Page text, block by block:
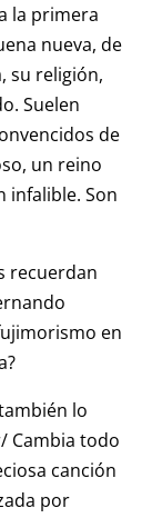
la primera
nueva, de
su religión,
Suelen
de
un reino
infalible. Son
en
lo
Cambia todo
canción
por